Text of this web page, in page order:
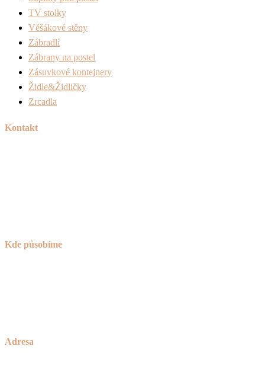
TV stolky
Věšákové stěny
Zábradlí
Zábrany na postel
Zásuvkové kontejnery
Židle&Židličky
Zrcadla
Kontakt
Kde působíme
Adresa